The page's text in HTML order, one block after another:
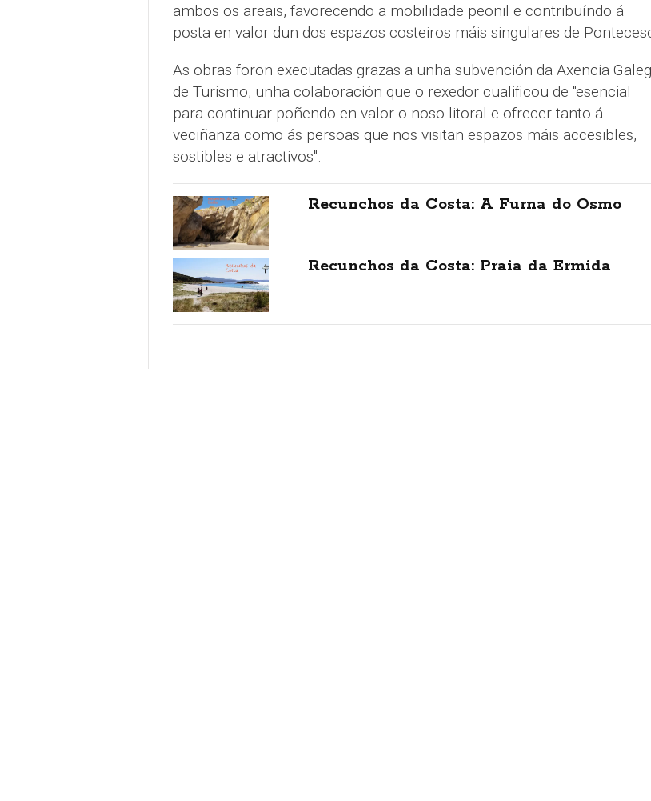
ambos os areais, favorecendo a mobilidade peonil e contribuíndo á
posta en valor dun dos espazos costeiros máis singulares de
As obras foron executadas grazas a unha subvención da Axencia
de Turismo, unha colaboración que o rexedor cualificou de "esencial
para continuar poñendo en valor o noso litoral e ofrecer tanto á
veciñanza como ás persoas que nos visitan espazos máis accesibles,
sostibles e atractivos".
Recunchos da Costa: A Furna do Osmo
Recunchos da Costa: Praia da Ermida